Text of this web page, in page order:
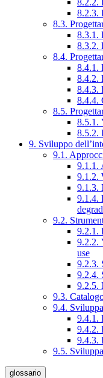
8.2.2.
8.2.3.
8.3.
8.3.1.
8.3.2.
8.4.
8.4.1.
8.4.2.
8.4.3.
8.4.4.
8.5.
8.5.1.
8.5.2.
9. Sviluppo
9.1.
9.1.1.
9.1.2.
9.1.3.
9.1.4.
9.2.
9.2.1.
9.2.2.
use
9.2.3.
9.2.4.
9.2.5.
9.3.
9.4.
9.4.1.
9.4.2.
9.4.3.
9.5.
glossario